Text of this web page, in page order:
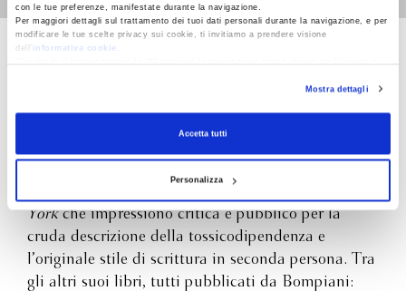
con le tue preferenze, manifestate durante la navigazione.
Per maggiori dettagli sul trattamento dei tuoi dati personali durante la navigazione, e per
modificare le tue scelte privacy sui cookie, ti invitiamo a prendere visione
dell’
informativa cookie
RevocaMostra dettagli
Accetta tutti
Personalizza
Yorkche impressionò critica e pubblico per la
cruda descrizione della tossicodipendenza e
l’originale stile di scrittura in seconda persona. Tra
gli altri suoi libri, tutti pubblicati da Bompiani: